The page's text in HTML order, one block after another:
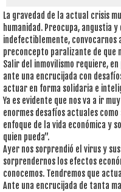
La gravedad de la actual crisis
humanidad. Preocupa, angustia
indefectiblemente, convocarnos
preconcepto paralizante de que
Salir del inmovilismo requiere,
ante una encrucijada con
actuar en forma solidaria e
Ya es evidente que nos va a ir
enormes desafíos actuales
enfoque de la vida económica y
quien pueda”.
Ayer nos sorprendió el virus y
sorprendernos los efectos
conocemos. Tendremos que
Ante una encrucijada de tanta